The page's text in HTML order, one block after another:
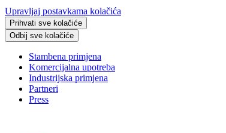
Upravljaj postavkama kolačića
Prihvati sve kolačiće
Odbij sve kolačiće
Stambena primjena
Komercijalna upotreba
Industrijska primjena
Partneri
Press